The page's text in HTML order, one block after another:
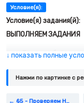
Условие(я):
Условие(я) задания(й):
ВЫПОЛНЯЕМ ЗАДАНИЯ
«Перед тобой
писатель Сергей
Новая сцена
↓ показать полные
Нажми по картинке c
§5 - Проверяем Наши Знания И Умения